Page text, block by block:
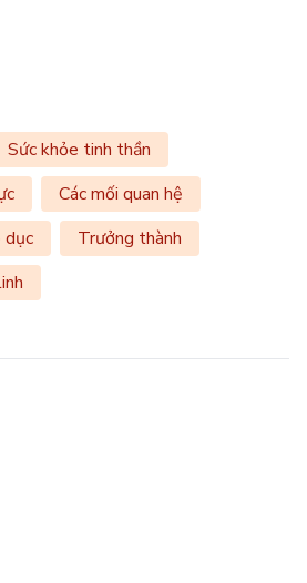
Sức khỏe tinh thần
Các mối quan hệ
dục
Trưởng thành